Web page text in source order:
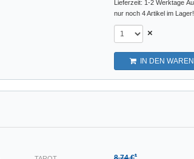
Lieferzeit: 1-2 Werktage
nur noch 4 Artikel im Lager!
×
IN DEN
*